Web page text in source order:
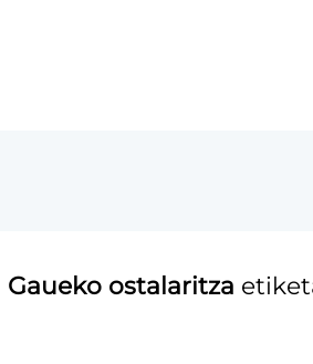
Gaueko ostalaritza